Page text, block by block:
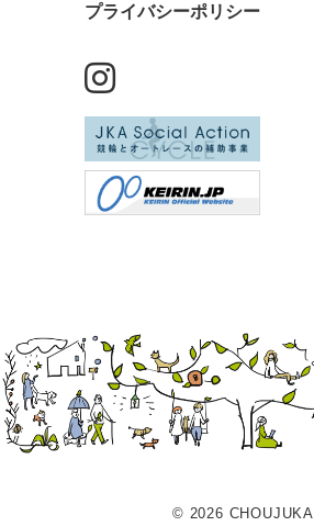
プライバシーポリシー
© 2026 CHOUJUKAI